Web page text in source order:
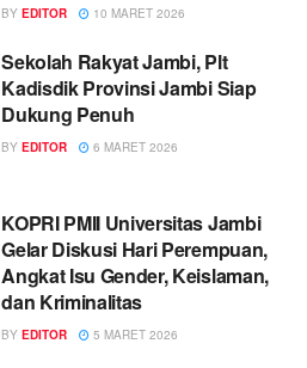
BY EDITOR 10 MARET 2026
Sekolah Rakyat Jambi, Plt
Kadisdik Provinsi Jambi Siap
Dukung Penuh
BY EDITOR 6 MARET 2026
KOPRI PMII Universitas Jambi
Gelar Diskusi Hari Perempuan,
Angkat Isu Gender, Keislaman,
dan Kriminalitas
BY EDITOR 5 MARET 2026